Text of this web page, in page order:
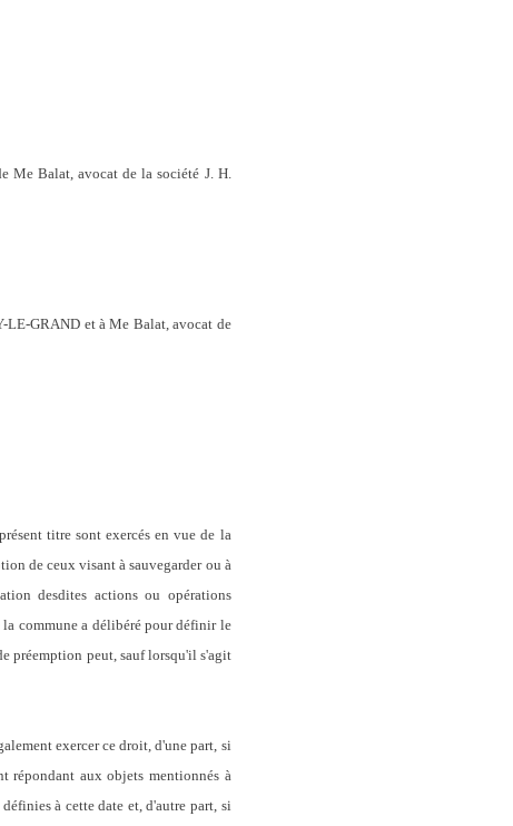
Me Balat, avocat de la société J. H.
LE-GRAND et à Me Balat, avocat de
titre sont exercés en vue de la
de ceux visant à sauvegarder ou à
desdites actions ou opérations
commune a délibéré pour définir le
préemption peut, sauf lorsqu'il s'agit
exercer ce droit, d'une part, si
répondant aux objets mentionnés à
à cette date et, d'autre part, si